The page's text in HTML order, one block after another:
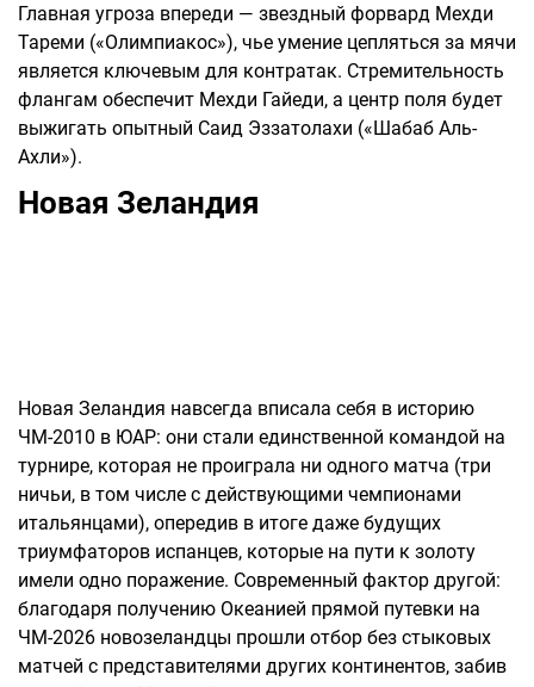
Главная угроза впереди — звездный форвард Мехди
Тареми («Олимпиакос»), чье умение цепляться за мячи
является ключевым для контратак. Стремительность
флангам обеспечит Мехди Гайеди, а центр поля будет
выжигать опытный Саид Эззатолахи («Шабаб Аль-
Ахли»).
Новая Зеландия
Новая Зеландия навсегда вписала себя в историю
ЧМ-2010 в ЮАР: они стали единственной командой на
турнире, которая не проиграла ни одного матча (три
ничьи, в том числе с действующими чемпионами
итальянцами), опередив в итоге даже будущих
триумфаторов испанцев, которые на пути к золоту
имели одно поражение. Современный фактор другой:
благодаря получению Океанией прямой путевки на
ЧМ-2026 новозеландцы прошли отбор без стыковых
матчей с представителями других континентов, забив